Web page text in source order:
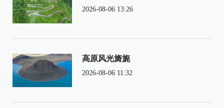
2026-08-06 13:26
高原风光旖旎
2026-08-06 11:32